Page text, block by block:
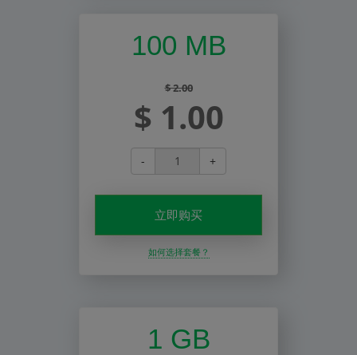
100 MB
$ 2.00
$ 1.00
- +
立即购买
如何选择套餐？
1 GB